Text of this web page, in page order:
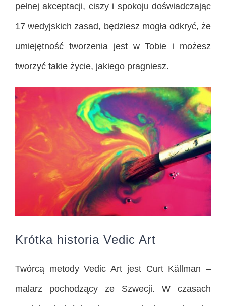
pełnej akceptacji, ciszy i spokoju doświadczając
17 wedyjskich zasad, będziesz mogła odkryć, że
umiejętność tworzenia jest w Tobie i możesz
tworzyć takie życie, jakiego pragniesz.
Krótka historia Vedic Art
Twórcą metody Vedic Art jest Curt Källman –
malarz pochodzący ze Szwecji. W czasach